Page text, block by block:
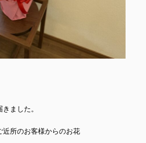
ました。
所のお客様からのお花